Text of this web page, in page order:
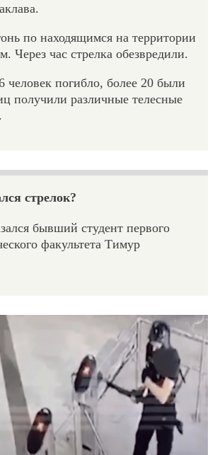
по находящимся на территории
Через час стрелка обезвредили.
человек погибло, более 20 были
получили различные телесные
стрелок?
бывший студент первого
факультета Тимур